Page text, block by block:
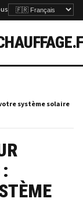
système solaire